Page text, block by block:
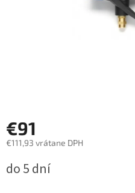
€91
€111,93 vrátane DPH
cena:
do 5 dní